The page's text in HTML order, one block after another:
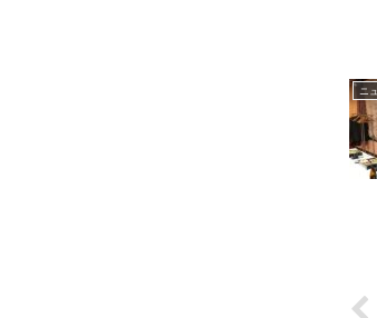
ニ